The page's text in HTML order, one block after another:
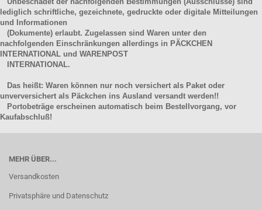
lediglich schriftliche, gezeichnete, gedruckte oder digitale Mitteilungen
und Informationen
(Dokumente) erlaubt. Zugelassen sind Waren unter den
nachfolgenden Einschränkungen allerdings in PÄCKCHEN
INTERNATIONAL und WARENPOST
INTERNATIONAL.
Das heißt: Waren können nur noch versichert als Paket oder
unverversichert als Päckchen ins Ausland versandt werden!!
Portobeträge erscheinen automatisch beim Bestellvorgang, vor
Kaufabschluß!
MEHR ÜBER...
Versandkosten
Privatsphäre und Datenschutz